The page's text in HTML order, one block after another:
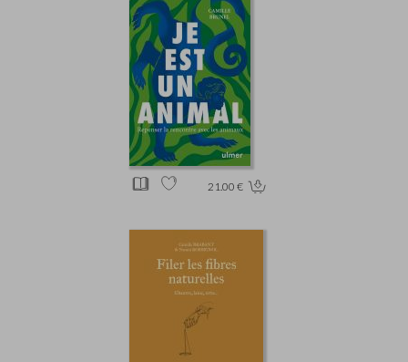
21.00 €